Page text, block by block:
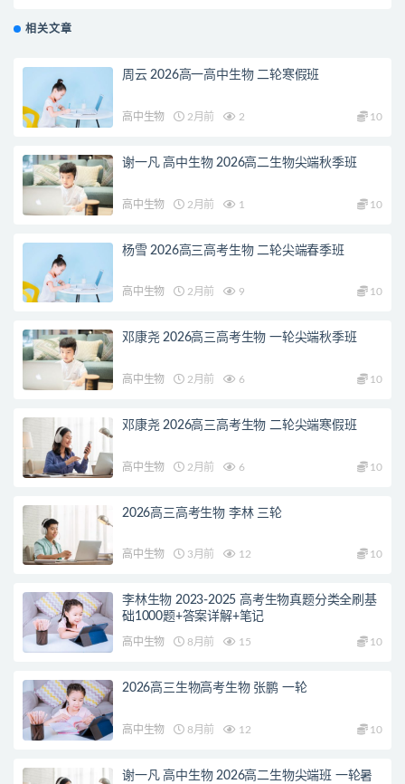
相关文章
周云 2026高一高中生物 二轮寒假班
高中生物 2月前 2 10
谢一凡 高中生物 2026高二生物尖端秋季班
高中生物 2月前 1 10
杨雪 2026高三高考生物 二轮尖端春季班
高中生物 2月前 9 10
邓康尧 2026高三高考生物 一轮尖端秋季班
高中生物 2月前 6 10
邓康尧 2026高三高考生物 二轮尖端寒假班
高中生物 2月前 6 10
2026高三高考生物 李林 三轮
高中生物 3月前 12 10
李林生物 2023-2025 高考生物真题分类全刷基
础1000题+答案详解+笔记
高中生物 8月前 15 10
2026高三生物高考生物 张鹏 一轮
高中生物 8月前 12 10
谢一凡 高中生物 2026高二生物尖端班 一轮暑